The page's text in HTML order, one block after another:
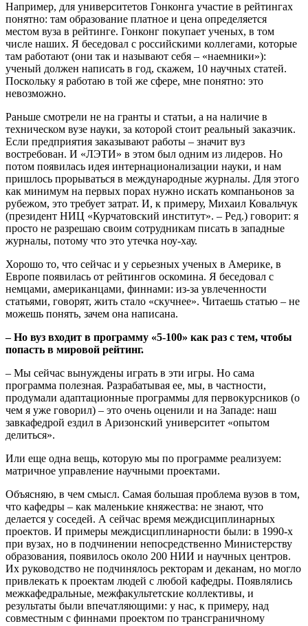
Например, для университетов Гонконга участие в рейтингах
понятно: там образование платное и цена определяется
местом вуза в рейтинге. Гонконг покупает ученых, в том
числе наших. Я беседовал с российскими коллегами, которые
там работают (они так и называют себя – «наемники»):
ученый должен написать в год, скажем, 10 научных статей.
Поскольку я работаю в той же сфере, мне понятно: это
невозможно.
Раньше смотрели не на гранты и статьи, а на наличие в
техническом вузе науки, за которой стоит реальный заказчик.
Если предприятия заказывают работы – значит вуз
востребован. И «ЛЭТИ» в этом был одним из лидеров. Но
потом появилась идея интернационализации науки, и нам
пришлось прорываться в международные журналы. Для этого
как минимум на первых порах нужно искать компаньонов за
рубежом, это требует затрат. И, к примеру, Михаил Ковальчук
(президент НИЦ «Курчатовский институт». – Ред.) говорит: я
просто не разрешаю своим сотрудникам писать в западные
журналы, потому что это утечка ноу-хау.
Хорошо то, что сейчас и у серьезных ученых в Америке, в
Европе появилась от рейтингов оскомина. Я беседовал с
немцами, американцами, финнами: из-за увлеченности
статьями, говорят, жить стало «скучнее». Читаешь статью – не
можешь понять, зачем она написана.
– Но вуз входит в программу «5-100» как раз с тем, чтобы
попасть в мировой рейтинг.
– Мы сейчас вынуждены играть в эти игры. Но сама
программа полезная. Разрабатывая ее, мы, в частности,
продумали адаптационные программы для первокурсников (о
чем я уже говорил) – это очень оценили и на Западе: наш
завкафедрой ездил в Аризонский университет «опытом
делиться».
Или еще одна вещь, которую мы по программе реализуем:
матричное управление научными проектами.
Объясняю, в чем смысл. Самая большая проблема вузов в том,
что кафедры – как маленькие княжества: не знают, что
делается у соседей. А сейчас время междисциплинарных
проектов. И примеры междисциплинарности были: в 1990-х
при вузах, но в подчинении непосредственно Министерству
образования, появилось около 200 НИИ и научных центров.
Их руководство не подчинялось ректорам и деканам, но могло
привлекать к проектам людей с любой кафедры. Появлялись
межкафедральные, межфакультетские коллективы, и
результаты были впечатляющими: у нас, к примеру, над
совместным с финнами проектом по трансграничному